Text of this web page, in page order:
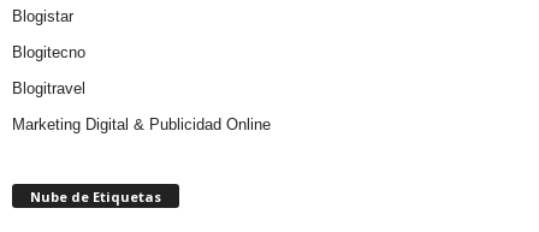
Blogistar
Blogitecno
Blogitravel
Marketing Digital & Publicidad Online
Nube de Etiquetas